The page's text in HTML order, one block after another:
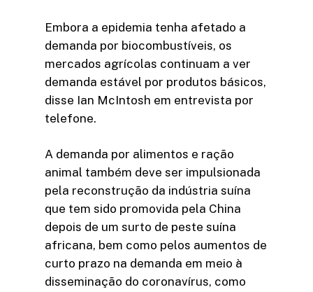
Embora a epidemia tenha afetado a
demanda por biocombustíveis, os
mercados agrícolas continuam a ver
demanda estável por produtos básicos,
disse Ian McIntosh em entrevista por
telefone.
A demanda por alimentos e ração
animal também deve ser impulsionada
pela reconstrução da indústria suína
que tem sido promovida pela China
depois de um surto de peste suína
africana, bem como pelos aumentos de
curto prazo na demanda em meio à
disseminação do coronavírus, como